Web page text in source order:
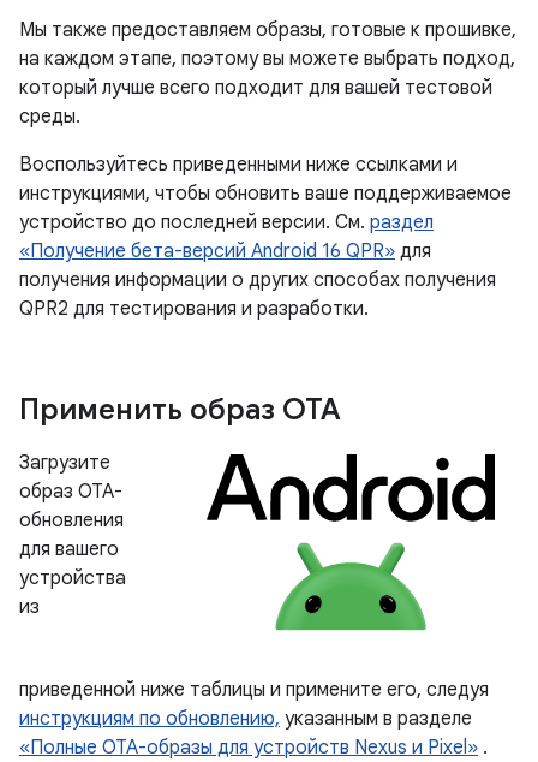
Мы также предоставляем образы, готовые к прошивке,
на каждом этапе, поэтому вы можете выбрать подход,
который лучше всего подходит для вашей тестовой
среды.
Воспользуйтесь приведенными ниже ссылками и
инструкциями, чтобы обновить ваше поддерживаемое
устройство до последней версии. См. раздел
«Получение бета-версий Android 16 QPR» для
получения информации о других способах получения
QPR2 для тестирования и разработки.
Применить образ OTA
Загрузите
образ OTA-
обновления
для вашего
устройства
из
приведенной ниже таблицы и примените его, следуя
инструкциям по обновлению, указанным в разделе
«Полные OTA-образы для устройств Nexus и Pixel» .